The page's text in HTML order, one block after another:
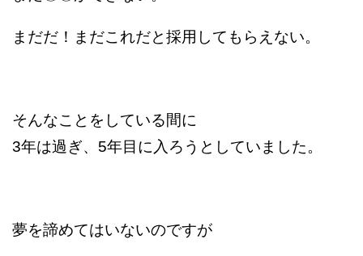
まだだ！まだこれだと採用してもらえない。
そんなことをしている間に
3年は過ぎ、5年目に入ろうとしていました。
夢を諦めてはいないのですが